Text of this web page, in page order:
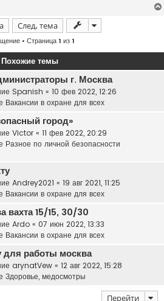
След. тема
• Страница1 из1
Похожие темы
г. Москва
Spanish « 10 фев 2022, 12:26
Вакансии в охране для всех
город»
Victor « 11 фев 2022, 20:29
Разное по личной безопасности
Andrey2021 « 19 авг 2021, 11:25
Вакансии в охране для всех
вахта 15/15, 30/30
Ardo « 07 июн 2022, 13:33
Вакансии в охране для всех
для работы москва
arynatVew « 12 авг 2022, 15:28
Здоровье, медосмотры
Перейти